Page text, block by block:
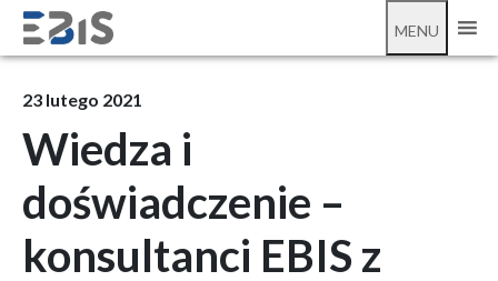
MENU
Data Analyst Associate with Power BI
23 lutego 2021
Wiedza i
doświadczenie –
konsultanci EBIS z